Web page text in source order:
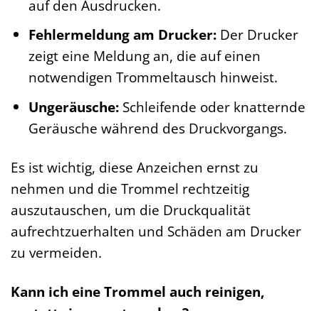
auf den Ausdrucken.
Fehlermeldung am Drucker:Der Drucker
zeigt eine Meldung an, die auf einen
notwendigen Trommeltausch hinweist.
Ungeräusche:Schleifende oder knatternde
Geräusche während des Druckvorgangs.
Es ist wichtig, diese Anzeichen ernst zu
nehmen und die Trommel rechtzeitig
auszutauschen, um die Druckqualität
aufrechtzuerhalten und Schäden am Drucker
zu vermeiden.
Kann ich eine Trommel auch reinigen,